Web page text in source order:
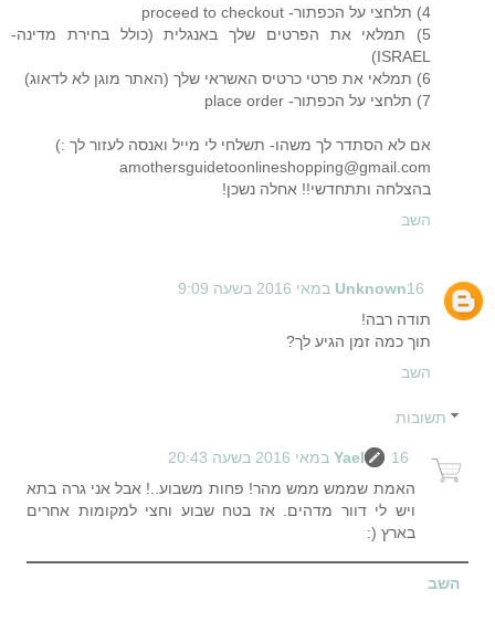
4) תלחצי על הכפתור- proceed to checkout
5) תמלאי את הפרטים שלך באנגלית (כולל בחירת מדינה-
ISRAEL)
6) תמלאי את פרטי כרטיס האשראי שלך (האתר מוגן לא לדאוג)
7) תלחצי על הכפתור- place order
אם לא הסתדר לך משהו- תשלחי לי מייל ואנסה לעזור לך :)
amothersguidetoonlineshopping@gmail.com
בהצלחה ותתחדשי!! אחלה נשכן!
השב
Unknown16 במאי 2016 בשעה 9:09
תודה רבה!
תוך כמה זמן הגיע לך?
השב
תשובות
Yael
16 במאי 2016 בשעה 20:43
האמת שממש ממש מהר! פחות משבוע..! אבל אני גרה בתא
ויש לי דוור מדהים. אז בטח שבוע וחצי למקומות אחרים
בארץ (:
השב